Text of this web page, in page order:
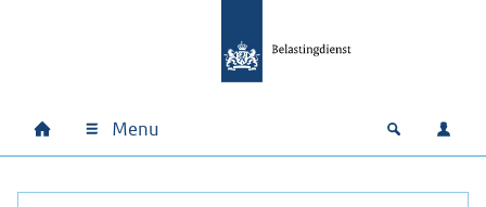
Hoofdnavigatie
Home Menu Open